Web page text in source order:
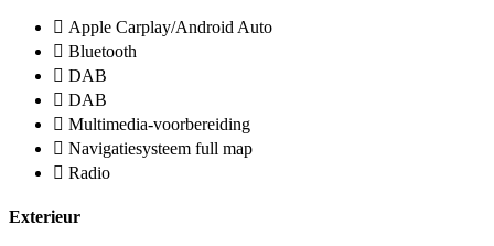
Apple Carplay/Android Auto
Bluetooth
DAB
DAB
Multimedia-voorbereiding
Navigatiesysteem full map
Radio
Exterieur